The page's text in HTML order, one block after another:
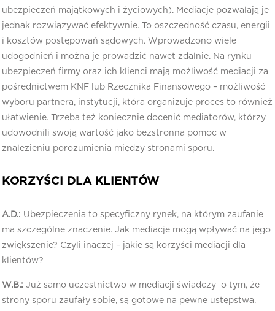
ubezpieczeń majątkowych i życiowych). Mediacje pozwalają je
jednak rozwiązywać efektywnie. To oszczędność czasu, energii
i kosztów postępowań sądowych. Wprowadzono wiele
udogodnień i można je prowadzić nawet zdalnie. Na rynku
ubezpieczeń firmy oraz ich klienci mają możliwość mediacji za
pośrednictwem KNF lub Rzecznika Finansowego – możliwość
wyboru partnera, instytucji, która organizuje proces to również
ułatwienie. Trzeba też koniecznie docenić mediatorów, którzy
udowodnili swoją wartość jako bezstronna pomoc w
znalezieniu porozumienia między stronami sporu.
KORZYŚCI DLA KLIENTÓW
A.D.: Ubezpieczenia to specyficzny rynek, na którym zaufanie
ma szczególne znaczenie. Jak mediacje mogą wpływać na jego
zwiększenie? Czyli inaczej – jakie są korzyści mediacji dla
klientów?
W.B.: Już samo uczestnictwo w mediacji świadczy o tym, że
strony sporu zaufały sobie, są gotowe na pewne ustępstwa.